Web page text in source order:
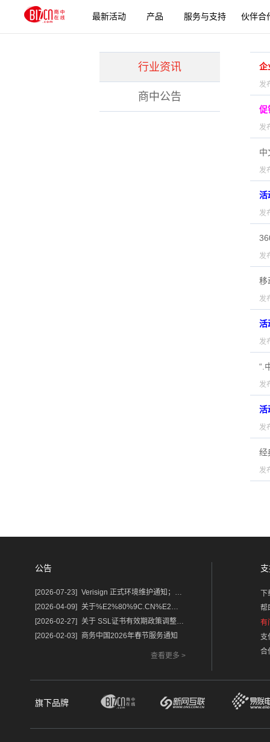
最新活动 产品 服务与支持 伙伴合
行业资讯
商中公告
企
发
促
发
中
发
活
发
发
移
发
活
发
“.
发
活
发
经
发
公告
[2026-07-23] Verisign 正式环境维护通知；含域名.com/.net
[2026-04-09] 关于%E2%80%9C.CN%E2%80%9D%E2%80%9C.中国%E2%80%9D域名保护锁及隐私服务调整的通知
[2026-02-27] 关于 SSL证书有效期政策调整的重要通知
[2026-02-03]
商务中国2026年春节服务通知
查看更多 >
帮
有
支
合
旗下品牌